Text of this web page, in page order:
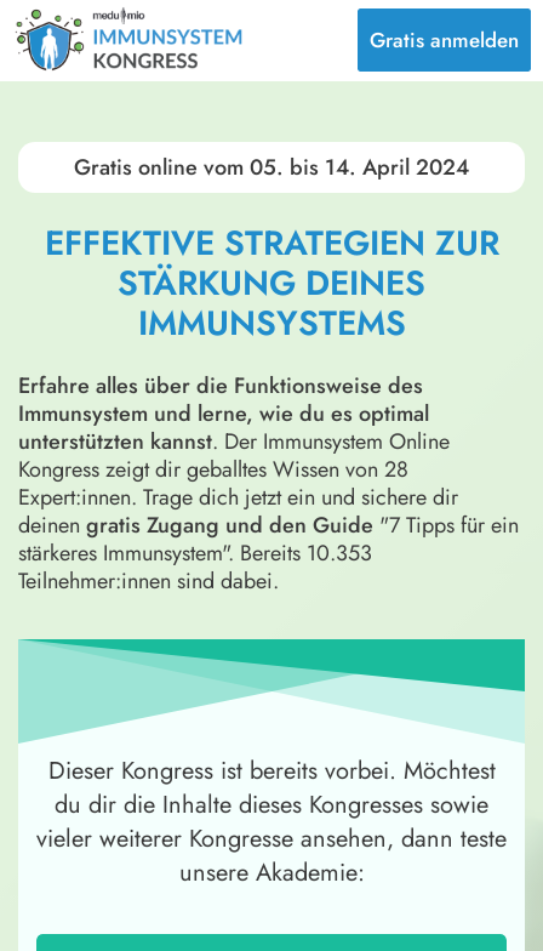
Gratis anmelden
Gratis online vom 05. bis 14. April 2024
EFFEKTIVE STRATEGIEN ZUR
STÄRKUNG DEINES
IMMUNSYSTEMS
Erfahre alles über die Funktionsweise des
Immunsystem und lerne, wie du es optimal
unterstützten kannst. Der Immunsystem Online
Kongress zeigt dir geballtes Wissen von 28
Expert:innen. Trage dich jetzt ein und sichere dir
deinen gratis Zugang und den Guide "7 Tipps für ein
stärkeres Immunsystem". Bereits 10.353
Teilnehmer:innen sind dabei.
Dieser Kongress ist bereits vorbei. Möchtest
du dir die Inhalte dieses Kongresses sowie
vieler weiterer Kongresse ansehen, dann teste
unsere Akademie: